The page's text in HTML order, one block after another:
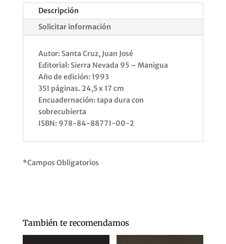
Descripción
Solicitar información
Autor: Santa Cruz, Juan José
Editorial: Sierra Nevada 95 – Manigua
Año de edición: 1993
351 páginas. 24,5 x 17 cm
Encuadernación: tapa dura con
sobrecubierta
ISBN: 978-84-88771-00-2
*Campos Obligatorios
También te recomendamos